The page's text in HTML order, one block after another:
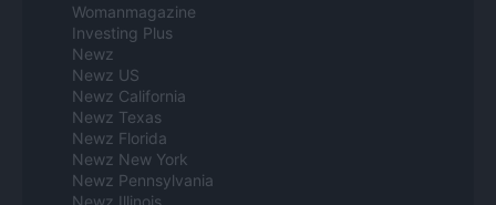
Womanmagazine
Investing Plus
Newz
Newz US
Newz California
Newz Texas
Newz Florida
Newz New York
Newz Pennsylvania
Newz Illinois